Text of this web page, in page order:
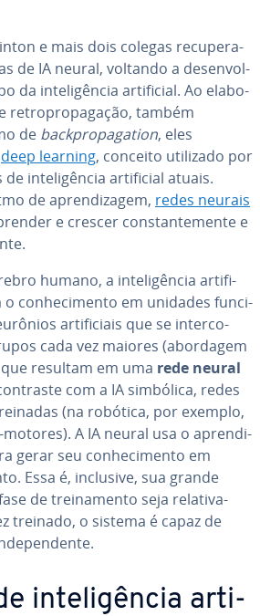
e mais dois colegas re­cu­pe­ra­
de IA neural, voltando a de­sen­vol­
da in­te­li­gên­cia ar­ti­fi­cial. Ao ela­bo­
re­tro­pro­pa­ga­ção, também
de back­pro­pa­ga­tion, eles
deep learning, conceito utilizado por
in­te­li­gên­cia ar­ti­fi­cial atuais.
de apren­di­za­gem, redes neurais
e crescer cons­tan­te­mente e
humano, a in­te­li­gên­cia ar­ti­fi­
o co­nhe­ci­mento em unidades fun­ci­
ar­ti­fi­ci­ais que se in­ter­co­
cada vez maiores (abordagem
resultam em uma rede neural
com a IA simbólica, redes
(na robótica, por exemplo,
A IA neural usa o apren­di­
gerar seu co­nhe­ci­mento em
Essa é, inclusive, sua grande
de trei­na­mento seja re­la­ti­va­
treinado, o sistema é capaz de
in­te­li­gên­cia ar­ti­